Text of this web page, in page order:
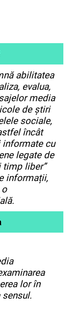
abilitatea
evalua,
media
de știri
sociale,
încât
informate cu
legate de
liber”
informații,
lor în